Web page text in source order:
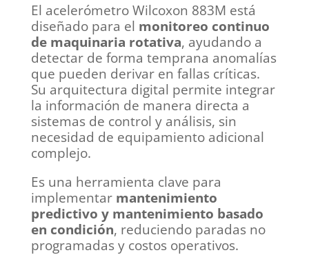
El acelerómetro Wilcoxon 883M está
diseñado para el monitoreo continuo
de maquinaria rotativa, ayudando a
detectar de forma temprana anomalías
que pueden derivar en fallas críticas.
Su arquitectura digital permite integrar
la información de manera directa a
sistemas de control y análisis, sin
necesidad de equipamiento adicional
complejo.
Es una herramienta clave para
implementar mantenimiento
predictivo y mantenimiento basado
en condición, reduciendo paradas no
programadas y costos operativos.